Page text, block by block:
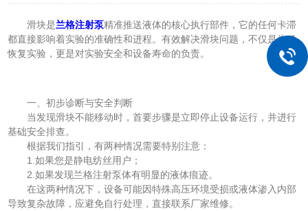
滑块是兰格注射泵精准推送液体的核心执行部件，它的任何卡滞
都直接影响着实验的准确性和进程。有效解决滑块问题，不仅是为了
恢复实验，更是对实验安全和设备寿命的负责。
一、初步诊断与安全判断
当发现滑块不能移动时，首要步骤是立即停止设备运行，并进行
基础安全排查。
根据我们指引，有两种情况需要特别注意：
1.如果您是静电纺丝用户；
2.如果发现兰格注射泵体有明显的液体痕迹。
在这两种情况下，设备可能因特殊高压环境受损或液体渗入内部
导致复杂故障，应避免自行处理，直接联系厂家维修。